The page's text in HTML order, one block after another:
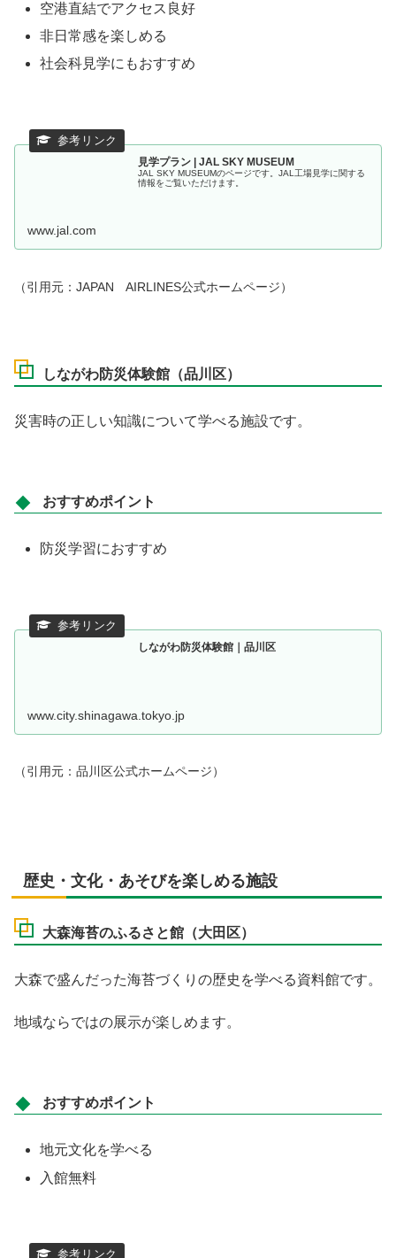
空港直結でアクセス良好
非日常感を楽しめる
社会科見学にもおすすめ
見学プラン | JAL SKY MUSEUM
JAL SKY MUSEUMのページです。JAL工場見学に関する
情報をご覧いただけます。
www.jal.com
（引用元：JAPAN AIRLINES公式ホームページ）
しながわ防災体験館（品川区）
災害時の正しい知識について学べる施設です。
おすすめポイント
防災学習におすすめ
しながわ防災体験館｜品川区
www.city.shinagawa.tokyo.jp
（引用元：品川区公式ホームページ）
歴史・文化・あそびを楽しめる施設
大森海苔のふるさと館（大田区）
大森で盛んだった海苔づくりの歴史を学べる資料館です。
地域ならではの展示が楽しめます。
おすすめポイント
地元文化を学べる
入館無料